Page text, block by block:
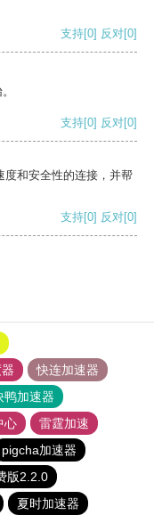
支持[0] 反对[0]
支持[0] 反对[0]
度和安全性的连接，并帮
支持[0] 反对[0]
快连加速器
鸭加速器
心
雷霆加速
pigcha加速器
版2.2.0
夏时加速器